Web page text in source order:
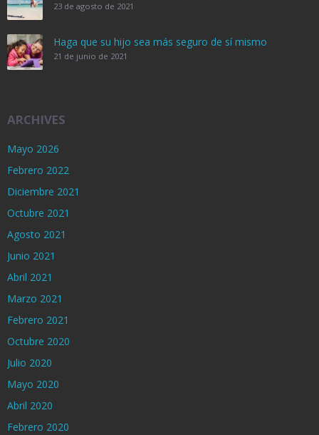
23 de agosto de 2021
Haga que su hijo sea más seguro de sí mismo
21 de junio de 2021
ARCHIVES
Mayo 2026
Febrero 2022
Diciembre 2021
Octubre 2021
Agosto 2021
Junio 2021
Abril 2021
Marzo 2021
Febrero 2021
Octubre 2020
Julio 2020
Mayo 2020
Abril 2020
Febrero 2020